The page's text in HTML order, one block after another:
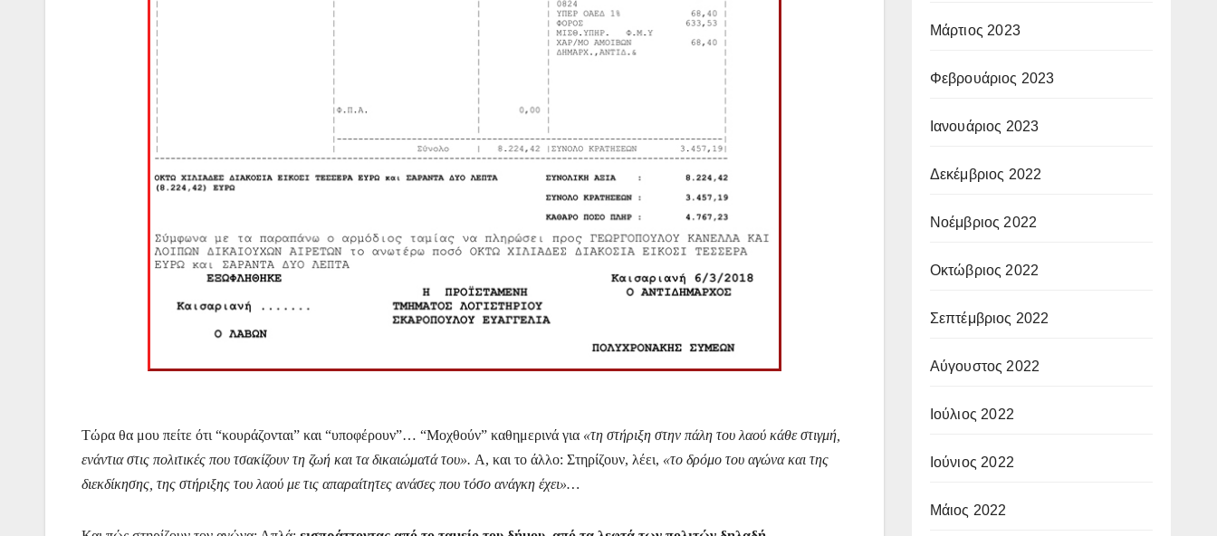
Τώρα θα μου πείτε ότι “κουράζονται” και “υποφέρουν”… “Μοχθούν” καθημερινά για «τη στήριξη στην πάλη του λαού κάθε στιγμή,
ενάντια στις πολιτικές που τσακίζουν τη ζωή και τα δικαιώματά του». Α, και το άλλο: Στηρίζουν, λέει, «το δρόμο του αγώνα και της
διεκδίκησης, της στήριξης του λαού με τις απαραίτητες ανάσες που τόσο ανάγκη έχει»…
Μάρτιος 2023
Φεβρουάριος 2023
Ιανουάριος 2023
Δεκέμβριος 2022
Νοέμβριος 2022
Οκτώβριος 2022
Σεπτέμβριος 2022
Αύγουστος 2022
Ιούλιος 2022
Ιούνιος 2022
Μάιος 2022